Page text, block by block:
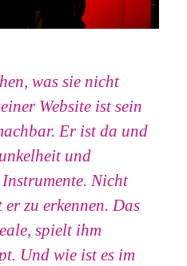
was sie nicht
Website ist sein
Er ist da und
und
Nicht
zu erkennen. Das
spielt ihm
Und wie ist es im